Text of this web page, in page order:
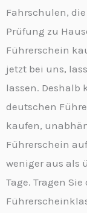
Fahrschulen,
Prüfung zu
Führerschein
jetzt bei uns,
lassen. Deshalb
deutschen
kaufen,
Führerschein
weniger aus als
Tage. Tragen